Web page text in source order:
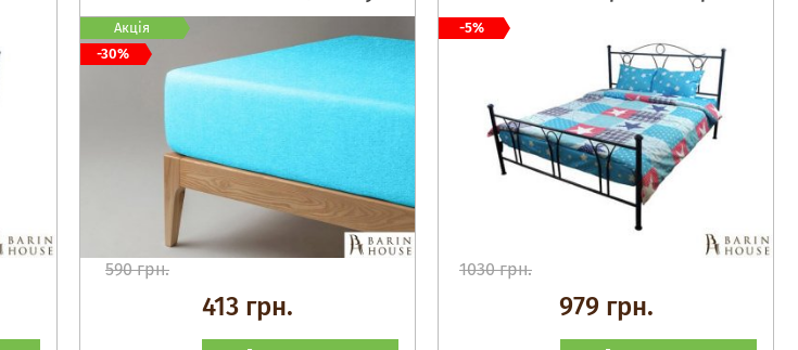
havlu
590 грн.
413 грн.
Акція
-30%
1030 грн.
979 грн.
-5%